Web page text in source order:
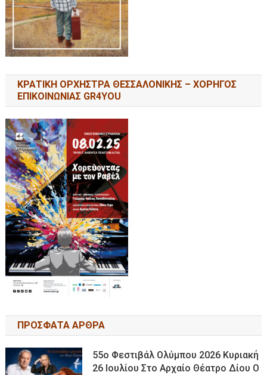
ΚΡΑΤΙΚΗ ΟΡΧΗΣΤΡΑ ΘΕΣΣΑΛΟΝΙΚΗΣ – ΧΟΡΗΓΟΣ
ΕΠΙΚΟΙΝΩΝΙΑΣ GR4YOU
ΠΡΟΣΦΑΤΑ ΑΡΘΡΑ
55ο Φεστιβάλ Ολύμπου 2026 Κυριακή
26 Ιουλίου Στο Αρχαίο Θέατρο Δίου Ο